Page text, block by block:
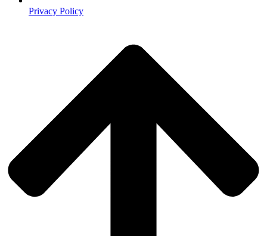
Privacy Policy